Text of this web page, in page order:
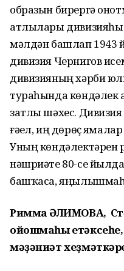
образын бирергә
атлылары
мәлдән башлап 1943
дивизия Чернигов
дивизияның хәрби
тураһында көндәлек
затлы шәхес.
ғәҙел, иң дөрөҫ
Уның көндәлектәрен
нәшриәте 80-се
башҡаса,
Римма ҒӘЛИМОВА,
ойошмаһы
мәҙәниәт